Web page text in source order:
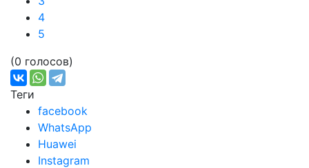
4
5
(0 голосов)
Теги
facebook
WhatsApp
Huawei
Instagram